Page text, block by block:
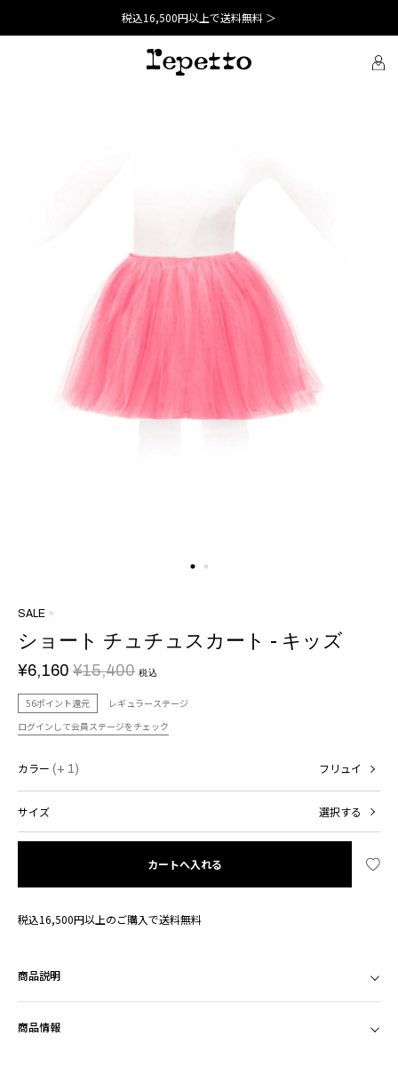
税込16,500円以上で送料無料 ＞
SALE
ショート チュチュスカート - キッズ
¥6,160 ¥15,400 税込
56ポイント還元
レギュラーステージ
ログインして会員ステージをチェック
カラー (+ 1) フリュイ
サイズ 選択する
カートへ入れる
税込16,500円以上のご購入で送料無料
商品説明
商品情報